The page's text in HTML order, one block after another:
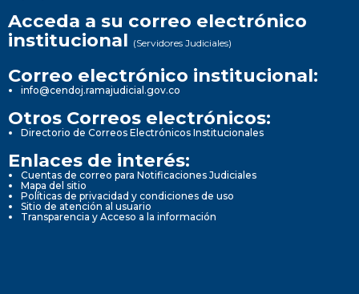
Acceda a su correo electrónico
institucional (Servidores Judiciales)
Correo electrónico institucional:
info@cendoj.ramajudicial.gov.co
Otros Correos electrónicos:
Directorio de Correos Electrónicos Institucionales
Enlaces de interés:
Cuentas de correo para Notificaciones Judiciales
Mapa del sitio
Políticas de privacidad y condiciones de uso
Sitio de atención al usuario
Transparencia y Acceso a la información